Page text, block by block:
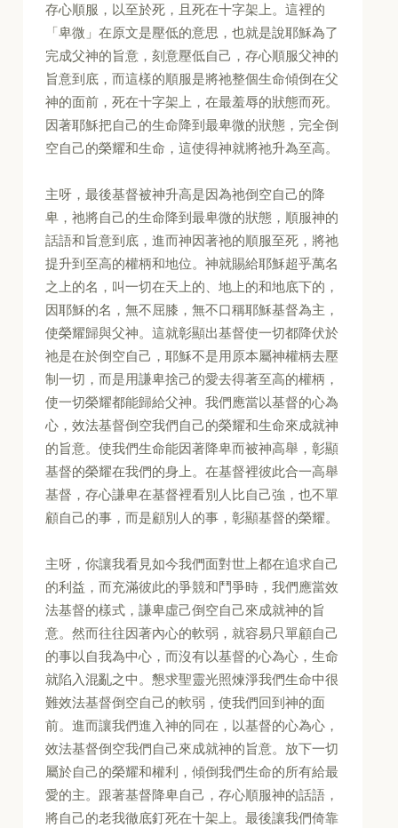
存心順服，以至於死，且死在十字架上。這裡的
「卑微」在原文是壓低的意思，也就是說耶穌為了
完成父神的旨意，刻意壓低自己，存心順服父神的
旨意到底，而這樣的順服是將祂整個生命傾倒在父
神的面前，死在十字架上，在最羞辱的狀態而死。
因著耶穌把自己的生命降到最卑微的狀態，完全倒
空自己的榮耀和生命，這使得神就將祂升為至高。
主呀，最後基督被神升高是因為祂倒空自己的降
卑，祂將自己的生命降到最卑微的狀態，順服神的
話語和旨意到底，進而神因著祂的順服至死，將祂
提升到至高的權柄和地位。神就賜給耶穌超乎萬名
之上的名，叫一切在天上的、地上的和地底下的，
因耶穌的名，無不屈膝，無不口稱耶穌基督為主，
使榮耀歸與父神。這就彰顯出基督使一切都降伏於
祂是在於倒空自己，耶穌不是用原本屬神權柄去壓
制一切，而是用謙卑捨己的愛去得著至高的權柄，
使一切榮耀都能歸給父神。我們應當以基督的心為
心，效法基督倒空我們自己的榮耀和生命來成就神
的旨意。使我們生命能因著降卑而被神高舉，彰顯
基督的榮耀在我們的身上。在基督裡彼此合一高舉
基督，存心謙卑在基督裡看別人比自己強，也不單
顧自己的事，而是顧別人的事，彰顯基督的榮耀。
主呀，你讓我看見如今我們面對世上都在追求自己
的利益，而充滿彼此的爭競和鬥爭時，我們應當效
法基督的樣式，謙卑虛己倒空自己來成就神的旨
意。然而往往因著內心的軟弱，就容易只單顧自己
的事以自我為中心，而沒有以基督的心為心，生命
就陷入混亂之中。懇求聖靈光照煉淨我們生命中很
難效法基督倒空自己的軟弱，使我們回到神的面
前。進而讓我們進入神的同在，以基督的心為心，
效法基督倒空我們自己來成就神的旨意。放下一切
屬於自己的榮耀和權利，傾倒我們生命的所有給最
愛的主。跟著基督降卑自己，存心順服神的話語，
將自己的老我徹底釘死在十架上。最後讓我們倚靠